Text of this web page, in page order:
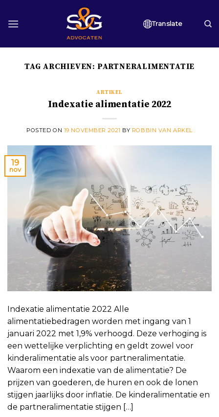
content
Translate
TAG ARCHIEVEN: PARTNERALIMENTATIE
ARTIKEL
Indexatie alimentatie 2022
POSTED ON 19 NOVEMBER 2021 BY ROBBIN VAN ARKEL
19
nov
Indexatie alimentatie 2022 Alle
alimentatiebedragen worden met ingang van 1
januari 2022 met 1,9% verhoogd. Deze verhoging is
een wettelijke verplichting en geldt zowel voor
kinderalimentatie als voor partneralimentatie.
Waarom een indexatie van de alimentatie? De
prijzen van goederen, de huren en ook de lonen
stijgen jaarlijks door inflatie. De kinderalimentatie en
de partneralimentatie stijgen […]